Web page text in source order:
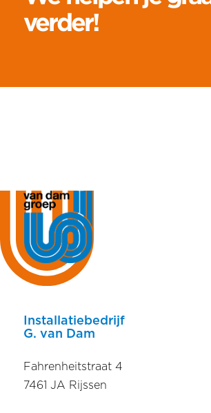
verder!
Installatiebedrijf
G. van Dam
Fahrenheitstraat 4
7461 JA Rijssen